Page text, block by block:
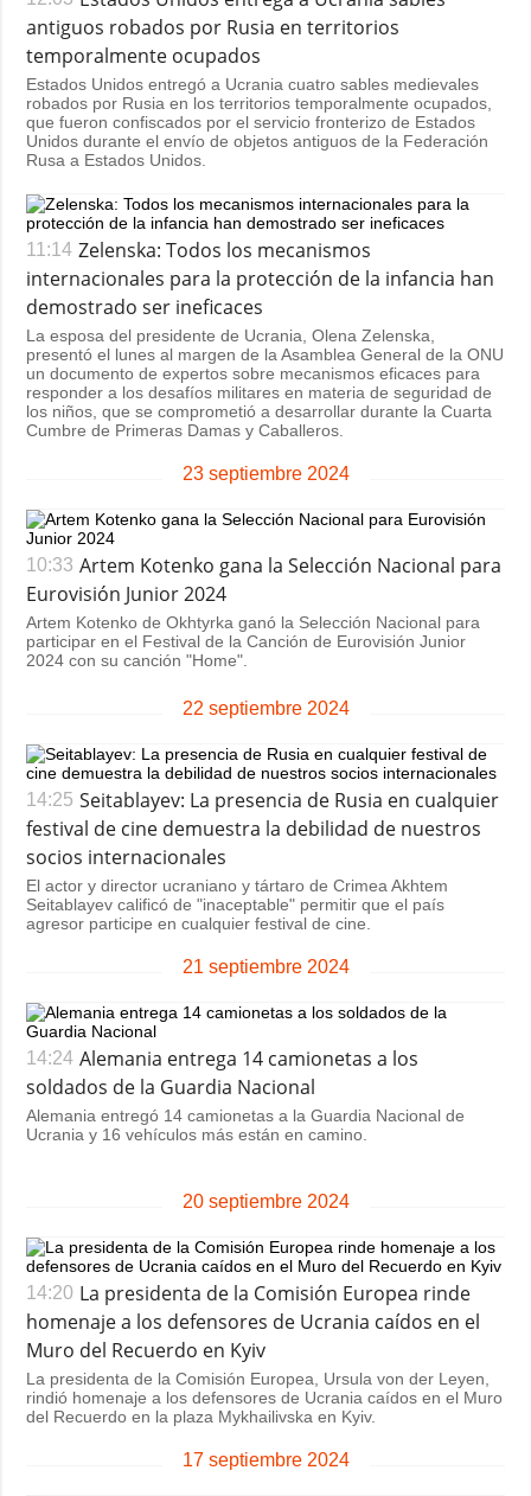
antiguos robados por Rusia en territorios
temporalmente ocupados
Estados Unidos entregó a Ucrania cuatro sables medievales
robados por Rusia en los territorios temporalmente ocupados,
que fueron confiscados por el servicio fronterizo de Estados
Unidos durante el envío de objetos antiguos de la Federación
Rusa a Estados Unidos.
11:14 Zelenska: Todos los mecanismos
internacionales para la protección de la infancia han
demostrado ser ineficaces
La esposa del presidente de Ucrania, Olena Zelenska,
presentó el lunes al margen de la Asamblea General de la ONU
un documento de expertos sobre mecanismos eficaces para
responder a los desafíos militares en materia de seguridad de
los niños, que se comprometió a desarrollar durante la Cuarta
Cumbre de Primeras Damas y Caballeros.
23 septiembre 2024
10:33 Artem Kotenko gana la Selección Nacional para
Eurovisión Junior 2024
Artem Kotenko de Okhtyrka ganó la Selección Nacional para
participar en el Festival de la Canción de Eurovisión Junior
2024 con su canción "Home".
22 septiembre 2024
14:25 Seitablayev: La presencia de Rusia en cualquier
festival de cine demuestra la debilidad de nuestros
socios internacionales
El actor y director ucraniano y tártaro de Crimea Akhtem
Seitablayev calificó de "inaceptable" permitir que el país
agresor participe en cualquier festival de cine.
21 septiembre 2024
14:24 Alemania entrega 14 camionetas a los
soldados de la Guardia Nacional
Alemania entregó 14 camionetas a la Guardia Nacional de
Ucrania y 16 vehículos más están en camino.
20 septiembre 2024
14:20 La presidenta de la Comisión Europea rinde
homenaje a los defensores de Ucrania caídos en el
Muro del Recuerdo en Kyiv
La presidenta de la Comisión Europea, Ursula von der Leyen,
rindió homenaje a los defensores de Ucrania caídos en el Muro
del Recuerdo en la plaza Mykhailivska en Kyiv.
17 septiembre 2024